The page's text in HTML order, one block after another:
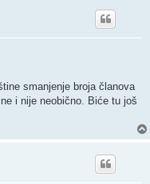
smanjenje broja članova
i nije neobično. Biće tu još